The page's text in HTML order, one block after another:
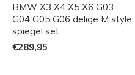
BMW X3 X4 X5 X6 G03
G04 G05 G06 delige M style
spiegel set
€289,95